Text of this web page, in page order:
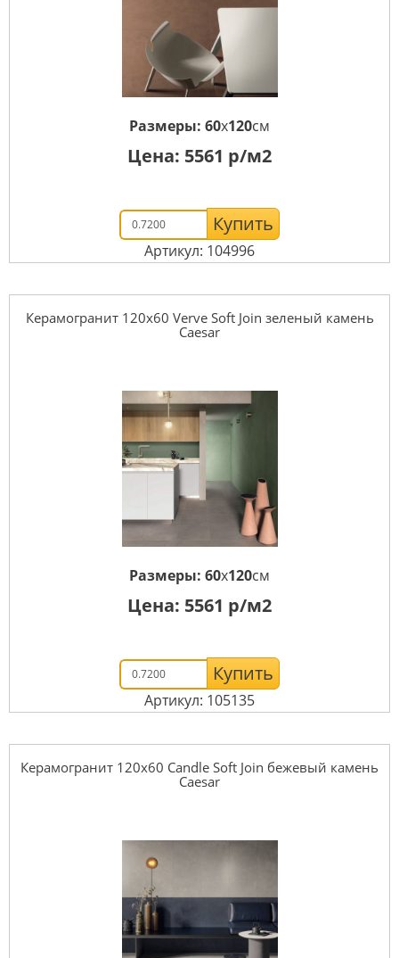
Размеры: 60x120см
Цена: 5561 р/м2
Купить
Артикул: 104996
Керамогранит 120x60 Verve Soft Join зеленый камень
Caesar
Размеры: 60x120см
Цена: 5561 р/м2
Купить
Артикул: 105135
Керамогранит 120x60 Candle Soft Join бежевый камень
Caesar